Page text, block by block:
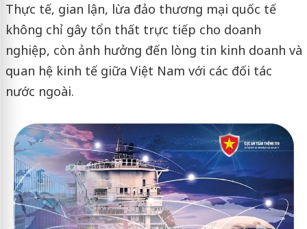
Thực tế, gian lận, lừa đảo thương mại quốc tế
không chỉ gây tổn thất trực tiếp cho doanh
nghiệp, còn ảnh hưởng đến lòng tin kinh doanh và
quan hệ kinh tế giữa Việt Nam với các đối tác
nước ngoài.